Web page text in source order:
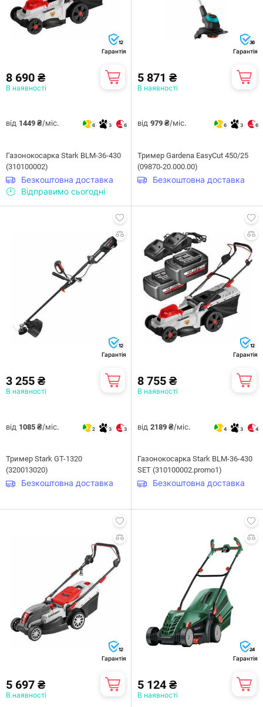
12
Гарантія
8 690 ₴
В наявності
від 1449 ₴/міс. 6 3 6
Газонокосарка Stark BLM-36-430
(310100002)
Безкоштовна доставка
Відправимо сьогодні
36
Гарантія
5 871 ₴
В наявності
від 979 ₴/міс. 6 3 6
Тример Gardena EasyCut 450/25
(09870-20.000.00)
Безкоштовна доставка
12
Гарантія
3 255 ₴
В наявності
від 1085 ₴/міс. 2 3 3
Тример Stark GT-1320
(320013020)
Безкоштовна доставка
12
Гарантія
8 755 ₴
В наявності
від 2189 ₴/міс. 4 3 4
Газонокосарка Stark BLM-36-430
SET (310100002.promo1)
Безкоштовна доставка
12
Гарантія
5 697 ₴
В наявності
24
Гарантія
5 124 ₴
В наявності